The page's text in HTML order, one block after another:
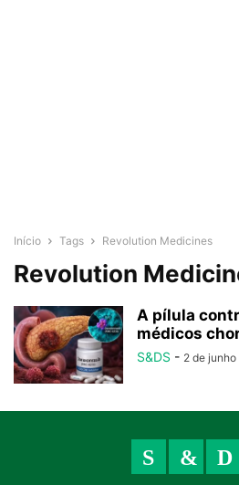
Início Tags Revolution Medicines
Revolution
A pílula
médicos
S&DS - 2 de